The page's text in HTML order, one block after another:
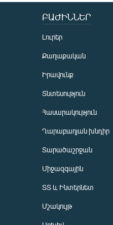
ԲԱԺԻՆՆԵՐ
Լուրեր
Քաղաքական
Իրավունք
Տնտեսություն
Հասարակություն
Ղարաբաղյան խնդիր
Տարածաշրջան
Միջազգային
ՏՏ և Ինտերնետ
Մշակույթ